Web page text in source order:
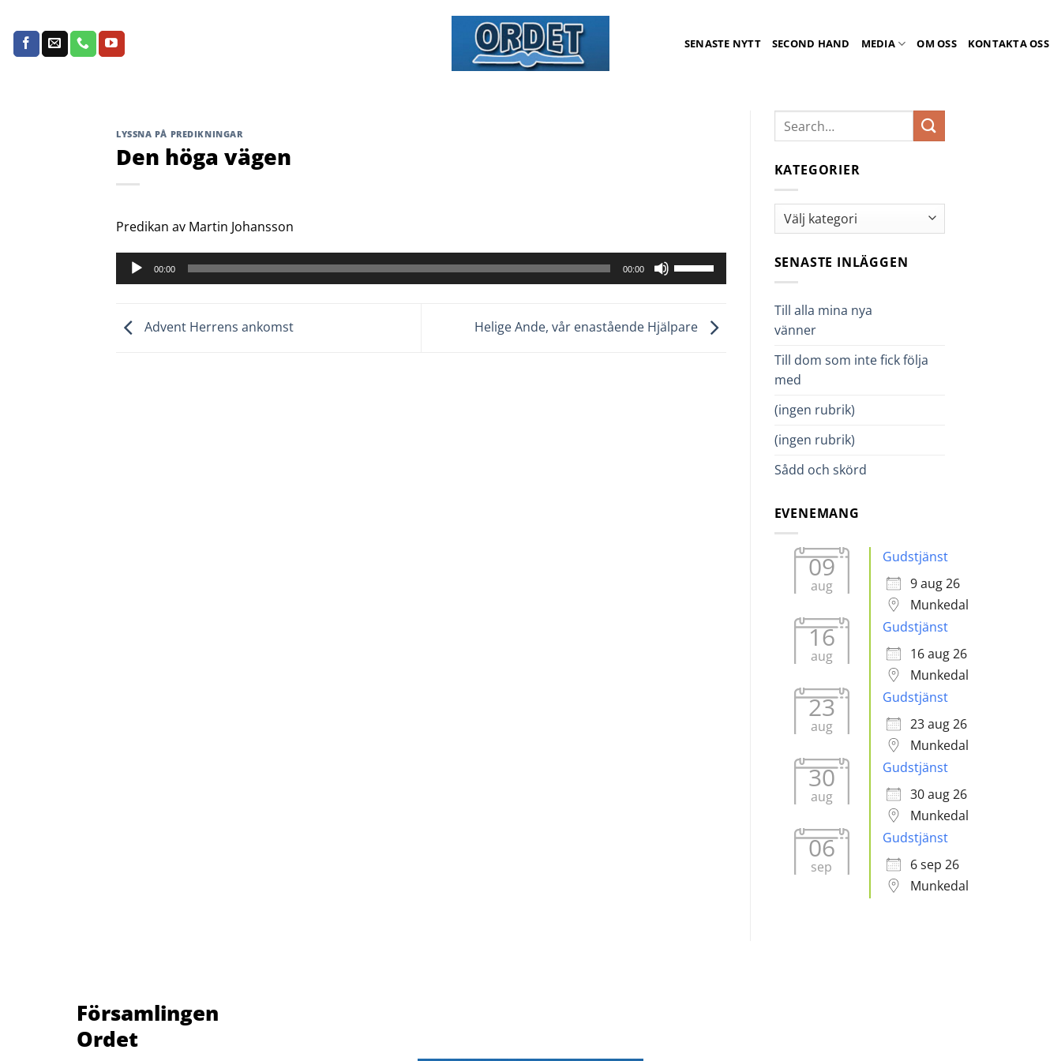
content
SENASTE NYTT SECOND HAND MEDIA OM OSS KONTAKTA OSS
LYSSNA PÅ PREDIKNINGAR
Den höga vägen
Predikan av Martin Johansson
Ljudspelare
00:00 00:00
upp/ner-
Advent Herrens ankomst Helige Ande, vår enastående Hjälpare
KATEGORIER
Kategorier
SENASTE INLÄGGEN
Till alla mina nya
vänner
Till dom som inte fick följa
med
(ingen rubrik)
(ingen rubrik)
Sådd och skörd
EVENEMANG
09
aug
Gudstjänst
9 aug 26
Munkedal
16
aug
Gudstjänst
16 aug 26
Munkedal
23
aug
Gudstjänst
23 aug 26
Munkedal
30
aug
Gudstjänst
30 aug 26
Munkedal
06
sep
Gudstjänst
6 sep 26
Munkedal
Församlingen
Ordet